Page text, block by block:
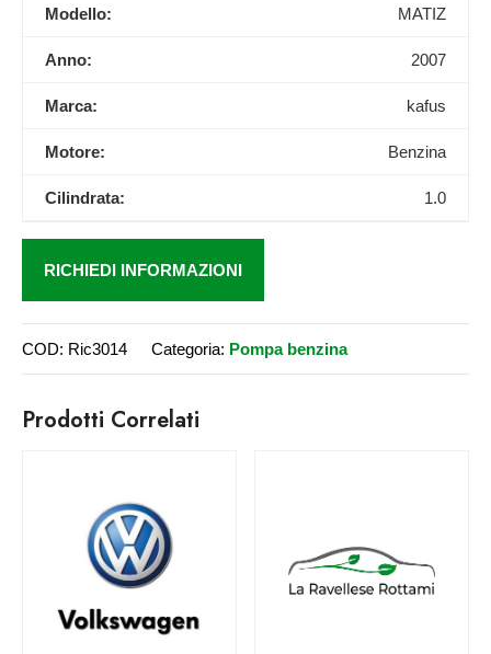
Modello: MATIZ
Anno: 2007
Marca: kafus
Motore: Benzina
Cilindrata: 1.0
RICHIEDI INFORMAZIONI
COD: Ric3014 Categoria: Pompa benzina
Prodotti Correlati